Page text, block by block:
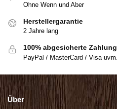
Ohne Wenn und Aber
Herstellergarantie
2 Jahre lang
100% abgesicherte Zahlung
PayPal / MasterCard / Visa uvm.
Über